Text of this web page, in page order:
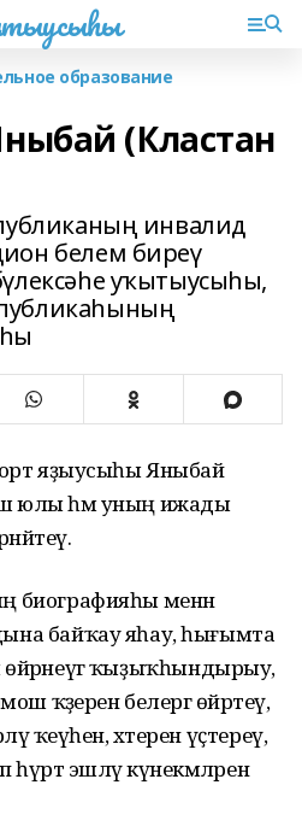
образование
(Кластан
инвалид
белем биреү
уҡытыусыһы,
яҙыусыһы Яныбай
юлы һәм уның ижады
биографияһы менән
байҡау яһау, һығымта
өйрәнеүгә ҡыҙыҡһындырыу,
ҡәҙерен белергә өйрәтеү,
ҡеүәһен, хәтерен үҫтереү,
эшләү күнекмәләрен